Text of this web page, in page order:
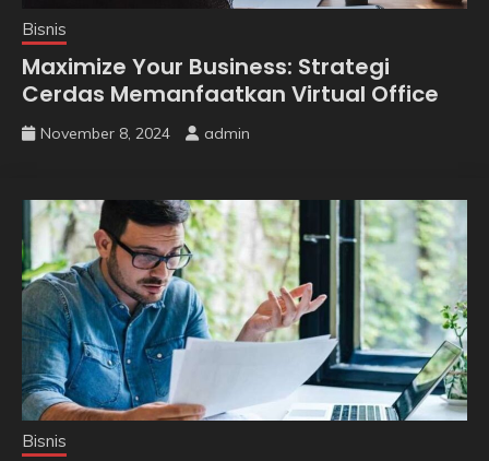
Bisnis
Maximize Your Business: Strategi
Cerdas Memanfaatkan Virtual Office
November 8, 2024 admin
Bisnis